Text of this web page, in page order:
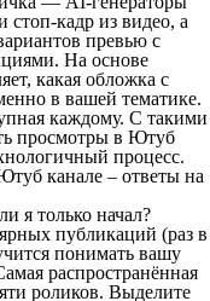
кадр из видео, а
превью с
На основе
какая обложка с
в вашей тематике.
каждому. С такими
просмотры в Ютуб
процесс.
канале – ответы на
я только начал?
публикаций (раз в
понимать вашу
распространённая
роликов. Выделите